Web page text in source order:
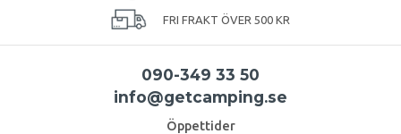
FRI FRAKT ÖVER 500 KR
090-349 33 50
info@getcamping.se
Öppettider